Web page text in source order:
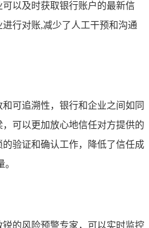
以及时获取银行账户的最新信
行对账,减少了人工干预和沟通
可追溯性，银行和企业之间如同
可以更加放心地信任对方提供的
验证和确认工作，降低了信任成
锐的风险预警专家，可以实时监控